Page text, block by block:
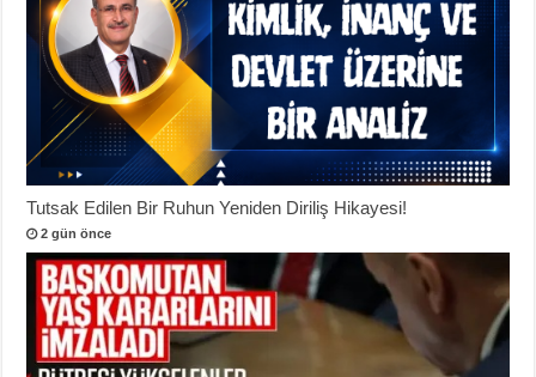
Tutsak Edilen Bir Ruhun Yeniden Diriliş Hikayesi!
2 gün önce